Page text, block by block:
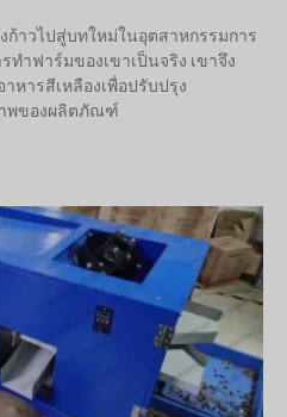
ก้าวไปสู่บทใหม่ในอุตสาหกรรมการ
ทำฟาร์มของเขาเป็นจริง เขาจึง
หารสีเหลืองเพื่อปรับปรุง
พของผลิตภัณฑ์